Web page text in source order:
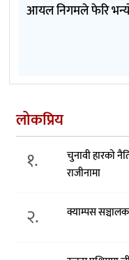
आयल निगमले फेरि
लोकप्रिय
१.
चुनावी हारको
राजीनामा
२. क्याम्पस